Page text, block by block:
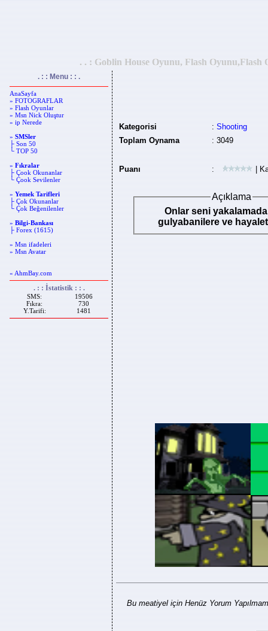
. . : Goblin House Oyunu, Flash
. : : Menu : : .
AnaSayfa
» FOTOGRAFLAR
» Flash Oyunlar
» Msn Nick Oluştur
» ip Nerede
»SMSler
├ Son 50
└ TOP 50
»Fıkralar
├ Çook Okunanlar
└ Çook Sevilenler
»Yemek Tarifleri
├ Çok Okunanlar
└ Çok Beğenilenler
»Bilgi-Bankası
├ Forex (1615)
» Msn ifadeleri
» Msn Avatar
« AhmBay.com
. : : İstatistik : : .
SMS:
19506
Fıkra:
730
Y.Tarifi:
1481
Kategorisi :Shooting
Toplam Oynama
: 3049
Puanı : |
Açıklama
Onlar seni
gulyabanilere ve
Bu meatiyel için Henüz Yorum